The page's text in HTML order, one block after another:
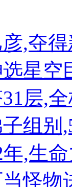
,夺
星空
层,
组别
,生
怪